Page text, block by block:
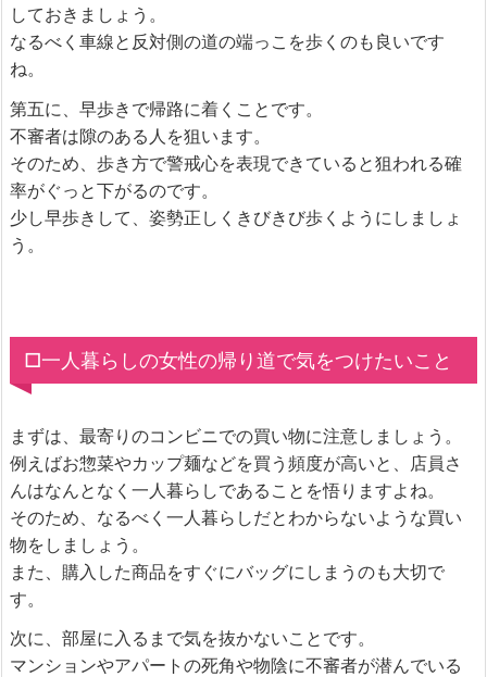
しておきましょう。
なるべく車線と反対側の道の端っこを歩くのも良いです
ね。
第五に、早歩きで帰路に着くことです。
不審者は隙のある人を狙います。
そのため、歩き方で警戒心を表現できていると狙われる確
率がぐっと下がるのです。
少し早歩きして、姿勢正しくきびきび歩くようにしましょ
う。
□一人暮らしの女性の帰り道で気をつけたいこと
まずは、最寄りのコンビニでの買い物に注意しましょう。
例えばお惣菜やカップ麺などを買う頻度が高いと、店員さ
んはなんとなく一人暮らしであることを悟りますよね。
そのため、なるべく一人暮らしだとわからないような買い
物をしましょう。
また、購入した商品をすぐにバッグにしまうのも大切で
す。
次に、部屋に入るまで気を抜かないことです。
マンションやアパートの死角や物陰に不審者が潜んでいる